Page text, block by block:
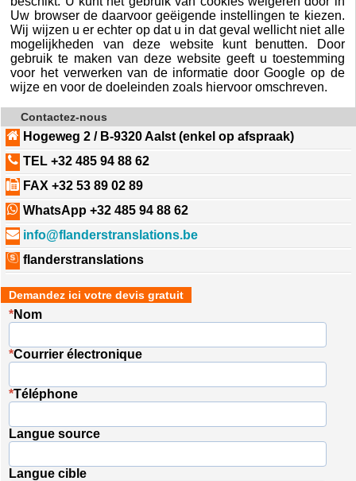
Uw browser de daarvoor geëigende instellingen te kiezen.
Wij wijzen u er echter op dat u in dat geval wellicht niet alle
mogelijkheden van deze website kunt benutten. Door
gebruik te maken van deze website geeft u toestemming
voor het verwerken van de informatie door Google op de
wijze en voor de doeleinden zoals hiervoor omschreven.
Contactez-nous
Hogeweg 2 / B-9320 Aalst (enkel op afspraak)
TEL +32 485 94 88 62
FAX +32 53 89 02 89
WhatsApp +32 485 94 88 62
info@flanderstranslations.be
flanderstranslations
Demandez ici votre devis gratuit
*Nom
*Courrier électronique
*Téléphone
Langue source
Langue cible